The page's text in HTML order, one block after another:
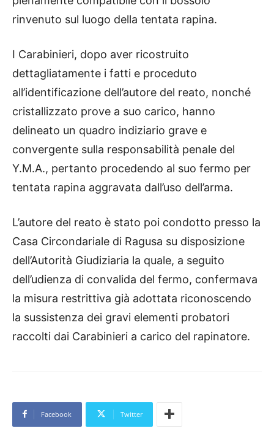
rinvenuto sul luogo della tentata rapina.
I Carabinieri, dopo aver ricostruito
dettagliatamente i fatti e proceduto
all’identificazione dell’autore del reato, nonché
cristallizzato prove a suo carico, hanno
delineato un quadro indiziario grave e
convergente sulla responsabilità penale del
Y.M.A., pertanto procedendo al suo fermo per
tentata rapina aggravata dall’uso dell’arma.
L’autore del reato è stato poi condotto presso la
Casa Circondariale di Ragusa su disposizione
dell’Autorità Giudiziaria la quale, a seguito
dell’udienza di convalida del fermo, confermava
la misura restrittiva già adottata riconoscendo
la sussistenza dei gravi elementi probatori
raccolti dai Carabinieri a carico del rapinatore.
Facebook Twitter